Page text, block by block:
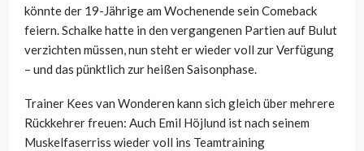
könnte der 19-Jährige am Wochenende sein Comeback
feiern. Schalke hatte in den vergangenen Partien auf Bulut
verzichten müssen, nun steht er wieder voll zur Verfügung
– und das pünktlich zur heißen Saisonphase.
Trainer Kees van Wonderen kann sich gleich über mehrere
Rückkehrer freuen: Auch Emil Höjlund ist nach seinem
Muskelfaserriss wieder voll ins Teamtraining